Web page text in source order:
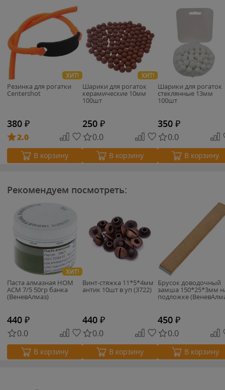
ХИТ!
Резинка для рогатки
Centershot
380 ₽
2.0
В корзину
ХИТ!
Шарики для рогаток
керамические 10мм
100шт
250 ₽
0.0
В корзину
Шарики для рогаток
стеклянные 13мм
100шт
350 ₽
0.0
В корзину
Рекомендуем посмотреть:
ХИТ!
Паста алмазная НОМ
АСМ 7/5 50гр банка
(ВеневАлмаз)
440 ₽
0.0
В корзину
Винт-стяжка 11*5*4мм
антик 10шт в уп (3722)
440 ₽
0.0
В корзину
Брусок доводочный
замша 150*25*3мм
подложке
450 ₽
0.0
В корзину